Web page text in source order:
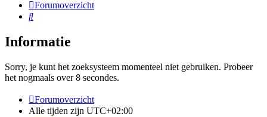
Forumoverzicht
Zoek
Informatie
Sorry, je kunt het zoeksysteem momenteel niet gebruiken. Probeer
het nogmaals over 8 secondes.
Forumoverzicht
Alle tijden zijn UTC+02:00